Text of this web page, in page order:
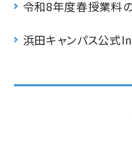
令和8年度春授業料の
浜田キャンパス公式